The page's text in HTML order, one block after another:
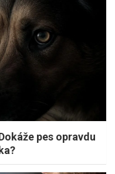
pes opravdu